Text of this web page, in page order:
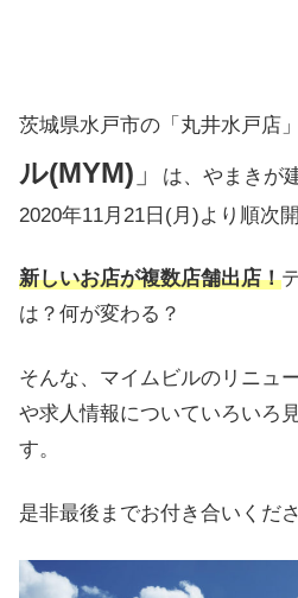
茨城県水戸市の「丸井水戸店
ル(MYM) 」
は、やまきが
2020年11月21日(月)より順次開
新しいお店が複数店舗出店！
は？何が変わる？
そんな、マイムビルのリニュ
や求人情報についていろいろ
す。
是非最後までお付き合いくだ